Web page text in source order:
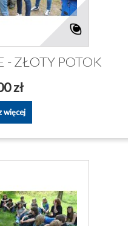
- ZŁOTY POTOK
zł
więcej